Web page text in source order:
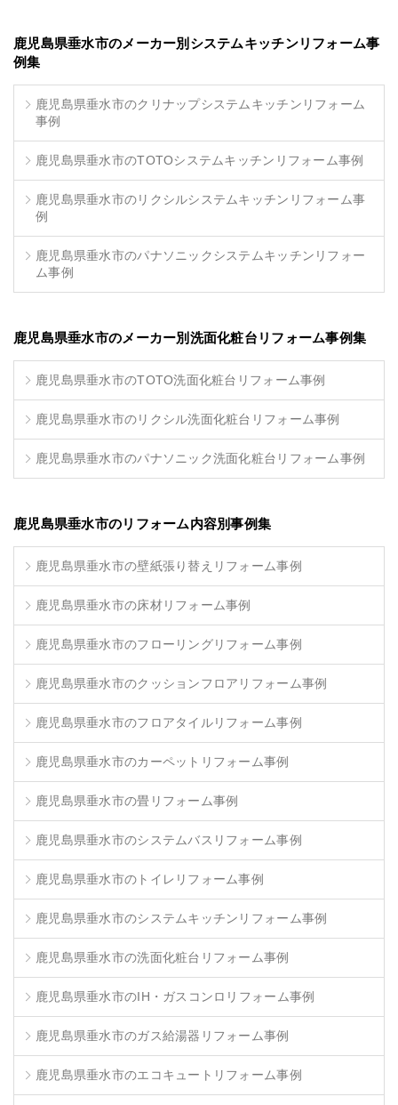
鹿児島県垂水市のメーカー別システムキッチンリフォーム事
例集
鹿児島県垂水市のクリナップシステムキッチンリフォーム
事例
鹿児島県垂水市のTOTOシステムキッチンリフォーム事例
鹿児島県垂水市のリクシルシステムキッチンリフォーム事
例
鹿児島県垂水市のパナソニックシステムキッチンリフォー
ム事例
鹿児島県垂水市のメーカー別洗面化粧台リフォーム事例集
鹿児島県垂水市のTOTO洗面化粧台リフォーム事例
鹿児島県垂水市のリクシル洗面化粧台リフォーム事例
鹿児島県垂水市のパナソニック洗面化粧台リフォーム事例
鹿児島県垂水市のリフォーム内容別事例集
鹿児島県垂水市の壁紙張り替えリフォーム事例
鹿児島県垂水市の床材リフォーム事例
鹿児島県垂水市のフローリングリフォーム事例
鹿児島県垂水市のクッションフロアリフォーム事例
鹿児島県垂水市のフロアタイルリフォーム事例
鹿児島県垂水市のカーペットリフォーム事例
鹿児島県垂水市の畳リフォーム事例
鹿児島県垂水市のシステムバスリフォーム事例
鹿児島県垂水市のトイレリフォーム事例
鹿児島県垂水市のシステムキッチンリフォーム事例
鹿児島県垂水市の洗面化粧台リフォーム事例
鹿児島県垂水市のIH・ガスコンロリフォーム事例
鹿児島県垂水市のガス給湯器リフォーム事例
鹿児島県垂水市のエコキュートリフォーム事例